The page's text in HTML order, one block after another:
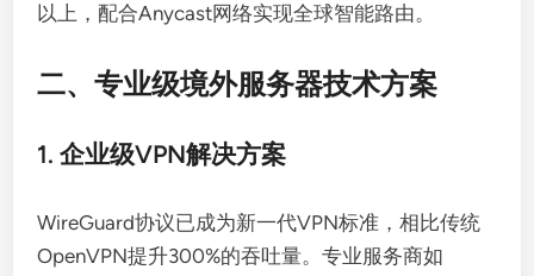
以上，配合Anycast网络实现全球智能路由。
二、专业级境外服务器技术方案
1. 企业级VPN解决方案
WireGuard协议已成为新一代VPN标准，相比传统
OpenVPN提升300%的吞吐量。专业服务商如